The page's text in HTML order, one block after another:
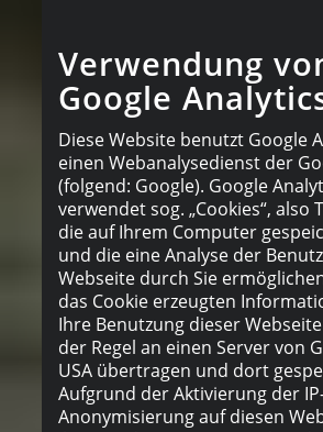
Verwendung
Google
Diese Website benutzt Google
einen Webanalysedienst der
(folgend: Google). Google
verwendet sog. „Cookies“, also
die auf Ihrem Computer
und die eine Analyse der
Webseite durch Sie
das Cookie erzeugten
Ihre Benutzung dieser
der Regel an einen Server von
USA übertragen und dort
Aufgrund der Aktivierung der
Anonymisierung auf diesen